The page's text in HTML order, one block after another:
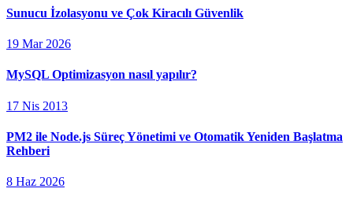
Sunucu İzolasyonu ve Çok Kiracılı Güvenlik
19 Mar 2026
MySQL Optimizasyon nasıl yapılır?
17 Nis 2013
PM2 ile Node.js Süreç Yönetimi ve Otomatik Yeniden Başlatma
Rehberi
8 Haz 2026